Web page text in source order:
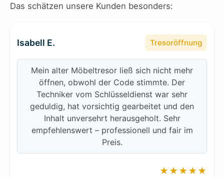
Das schätzen unsere Kunden besonders:
Isabell E. Tresoröffnung
Mein alter Möbeltresor ließ sich nicht mehr
öffnen, obwohl der Code stimmte. Der
Techniker vom Schlüsseldienst war sehr
geduldig, hat vorsichtig gearbeitet und den
Inhalt unversehrt herausgeholt. Sehr
empfehlenswert – professionell und fair im
Preis.
★★★★★